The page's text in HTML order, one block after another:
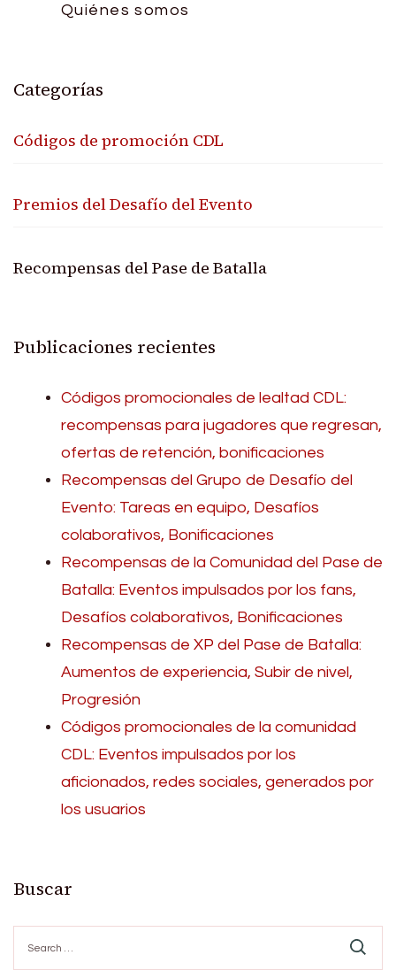
Quiénes somos
Categorías
Códigos de promoción CDL
Premios del Desafío del Evento
Recompensas del Pase de Batalla
Publicaciones recientes
Códigos promocionales de lealtad CDL:
recompensas para jugadores que regresan,
ofertas de retención, bonificaciones
Recompensas del Grupo de Desafío del
Evento: Tareas en equipo, Desafíos
colaborativos, Bonificaciones
Recompensas de la Comunidad del Pase de
Batalla: Eventos impulsados por los fans,
Desafíos colaborativos, Bonificaciones
Recompensas de XP del Pase de Batalla:
Aumentos de experiencia, Subir de nivel,
Progresión
Códigos promocionales de la comunidad
CDL: Eventos impulsados por los
aficionados, redes sociales, generados por
los usuarios
Buscar
for: